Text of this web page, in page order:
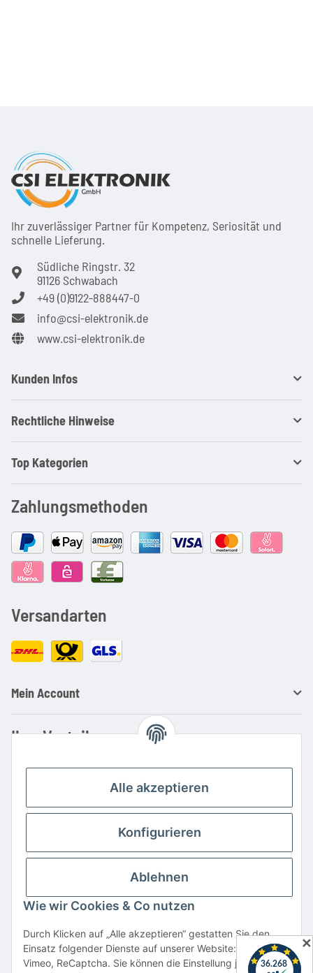
Ihr zuver­läs­siger Partner für Kom­pe­tenz, Seri­osi­tät und
schnel­le Lie­ferung.
Südliche Ringstr. 32
91126 Schwabach
+49 (0)9122-888447-0
info@csi-elektronik.de
www.csi-elektronik.de
Kunden Infos
Rechtliche Hinweise
Top Kategorien
Zahlungsmethoden
Versandarten
Mein Account
Ihre Vorteile
Kauf auf Rechnung
Große Auswahl an Netzteilen und Ladegeräten
Schnelle Lieferung
Hohe Lagerverfügbarkeit
Vertrag widerrufen
* Alle Preise inkl. gesetzlicher USt., zzgl.Versand
Alle akzeptieren
Konfigurieren
Ablehnen
Wie wir Cookies & Co nutzen
Durch Klicken auf „Alle akzeptieren“ gestatten Sie den
Einsatz folgender Dienste auf unserer Website: YouTube,
Vimeo, ReCaptcha. Sie können die Einstellung jederzeit
✕